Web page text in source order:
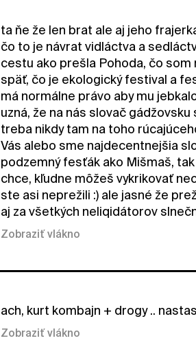
ta ňe že len brat ale aj jeho
čo to je návrat vidláctva a
cestu ako prešla Pohoda, čo
späť, čo je ekologický festival a
má normálne právo aby mu
uzná, že na nás slovač
treba nikdy tam na toho
Vás alebo sme najdecentnejšia
podzemný fesťák ako Mišmaš,
chce, kľudne môžeš vykrikovať
ste asi neprežili :) ale jasné že
aj za všetkých neliqidátorov
Zobraziť vlákno
ach, kurt kombajn + drogy ..
Zobraziť vlákno